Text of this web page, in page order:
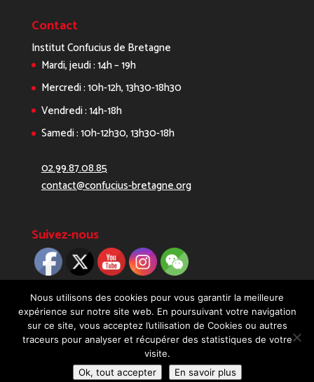
Contact
Institut Confucius de Bretagne
Mardi, jeudi : 14h – 19h
Mercredi : 10h-12h, 13h30-18h30
Vendredi : 14h-18h
Samedi : 10h-12h30, 13h30-18h
02.99.87.08.85
contact@confucius-bretagne.org
Suivez-nous
Copyright 2019 - Réalisé avec ♡ parDigitellement
Nous utilisons des cookies pour vous garantir la meilleure
expérience sur notre site web. En poursuivant votre navigation
sur ce site, vous acceptez l’utilisation de Cookies ou autres
traceurs pour analyser et récupérer des statistiques de votre
visite.
Ok, tout accepter
En savoir plus